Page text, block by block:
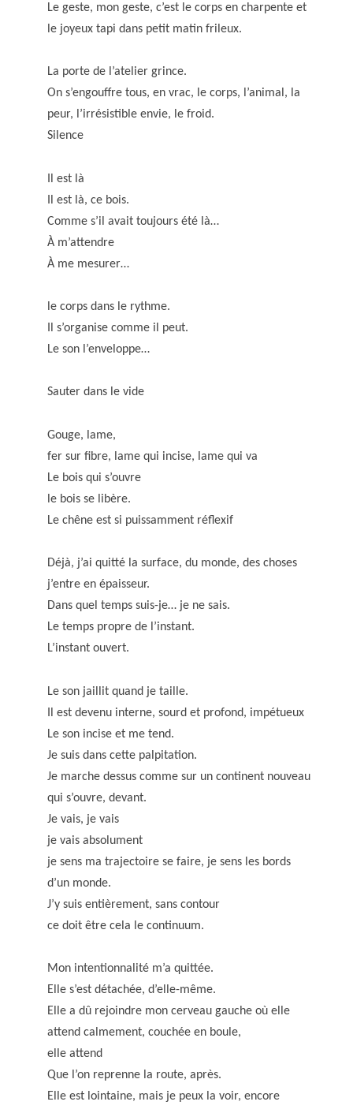
Le geste, mon geste, c’est le corps en charpente et
le joyeux tapi dans petit matin frileux.
La porte de l’atelier grince.
On s’engouffre tous, en vrac, le corps, l’animal, la
peur, l’irrésistible envie, le froid.
Silence
Il est là
Il est là, ce bois.
Comme s’il avait toujours été là…
À m’attendre
À me mesurer…
le corps dans le rythme.
Il s’organise comme il peut.
Le son l’enveloppe…
Sauter dans le vide
Gouge, lame,
fer sur fibre, lame qui incise, lame qui va
Le bois qui s’ouvre
le bois se libère.
Le chêne est si puissamment réflexif
Déjà, j’ai quitté la surface, du monde, des choses
j’entre en épaisseur.
Dans quel temps suis-je… je ne sais.
Le temps propre de l’instant.
L’instant ouvert.
Le son jaillit quand je taille.
Il est devenu interne, sourd et profond, impétueux
Le son incise et me tend.
Je suis dans cette palpitation.
Je marche dessus comme sur un continent nouveau
qui s’ouvre, devant.
Je vais, je vais
je vais absolument
je sens ma trajectoire se faire, je sens les bords
d’un monde.
J’y suis entièrement, sans contour
ce doit être cela le continuum.
Mon intentionnalité m’a quittée.
Elle s’est détachée, d’elle-même.
Elle a dû rejoindre mon cerveau gauche où elle
attend calmement, couchée en boule,
elle attend
Que l’on reprenne la route, après.
Elle est lointaine, mais je peux la voir, encore